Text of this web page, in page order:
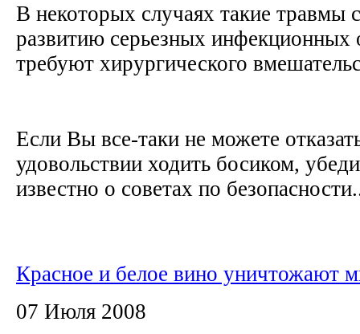
В некоторых случаях такие травмы
развитию серьезных инфекционных
требуют хирургического
Если Вы все-таки не можете
удовольствии ходить босиком,
известно о советах по
Красное и белое вино уничтожают
07 Июля 2008